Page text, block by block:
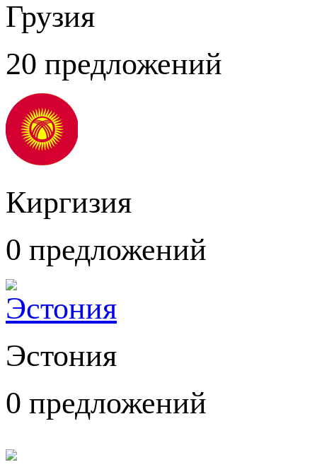
Грузия
20 предложений
Киргизия
0 предложений
Эстония
0 предложений